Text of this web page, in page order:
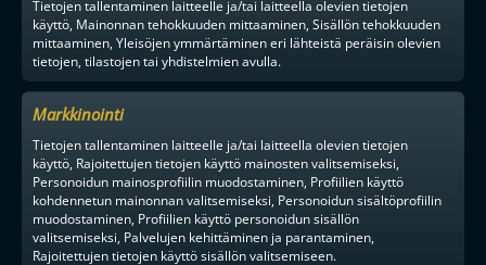
Tietojen tallentaminen laitteelle ja/tai laitteella olevien tietojen
käyttö, Mainonnan tehokkuuden mittaaminen, Sisällön tehokkuuden
mittaaminen, Yleisöjen ymmärtäminen eri lähteistä peräisin olevien
tietojen, tilastojen tai yhdistelmien avulla.
Markkinointi
Tietojen tallentaminen laitteelle ja/tai laitteella olevien tietojen
käyttö, Rajoitettujen tietojen käyttö mainosten valitsemiseksi,
Personoidun mainosprofiilin muodostaminen, Profiilien käyttö
kohdennetun mainonnan valitsemiseksi, Personoidun sisältöprofiilin
muodostaminen, Profiilien käyttö personoidun sisällön
valitsemiseksi, Palvelujen kehittäminen ja parantaminen,
Rajoitettujen tietojen käyttö sisällön valitsemiseen.